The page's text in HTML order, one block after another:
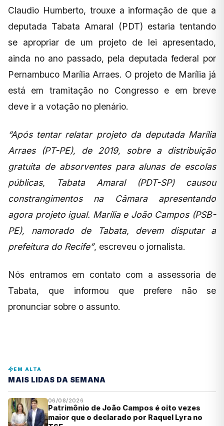
Claudio Humberto, trouxe a informação de que a
deputada Tabata Amaral (PDT) estaria tentando
se apropriar de um projeto de lei apresentado,
ainda no ano passado, pela deputada federal por
Pernambuco Marília Arraes. O projeto de Marília já
está em tramitação no Congresso e em breve
deve ir a votação no plenário.
“Após tentar relatar projeto da deputada Marília
Arraes (PT-PE), de 2019, sobre a distribuição
gratuita de absorventes para alunas de escolas
públicas, Tabata Amaral (PDT-SP) causou
constrangimentos na Câmara apresentando
agora projeto igual. Marília e João Campos (PSB-
PE), namorado de Tabata, devem disputar a
prefeitura do Recife”, escreveu o jornalista.
Nós entramos em contato com a assessoria de
Tabata, que informou que prefere não se
pronunciar sobre o assunto.
EM ALTA
MAIS LIDAS DA SEMANA
06/08/2026
Patrimônio de João Campos é oito vezes
maior que o declarado por Raquel Lyra no